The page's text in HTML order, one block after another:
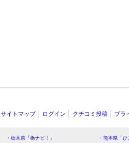
サイトマップ ログイン クチコミ投稿 プラ
・栃木県「栃ナビ！」 ・熊本県「